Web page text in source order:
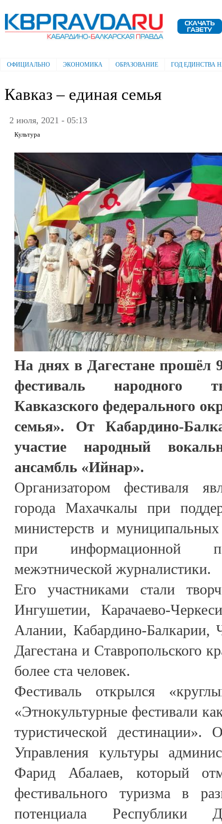
Электронная газета "Кабардино-
Балкарская правда"
Главное меню
ОФИЦИАЛЬНО ЭКОНОМИКА ОБРАЗОВАНИЕ ГОД ЕДИНСТВА
Кавказ – единая семья
2 июля, 2021 - 05:13
Культура
На днях в Дагестане прошёл
фестиваль народного
Кавказского федерального
семья». От Кабардино-
участие народный
ансамбль «Ийнар».
Организатором фестиваля
города Махачкалы при
министерств и
при информационной
межэтнической журналистики.
Его участниками стали
Ингушетии, Карачаево-
Алании, Кабардино-Балкарии,
Дагестана и Ставропольского
более ста человек.
Фестиваль открылся
«Этнокультурные фестивали
туристической дестинации».
Управления культуры
Фарид Абалаев, который
фестивального туризма в
потенциала Республики